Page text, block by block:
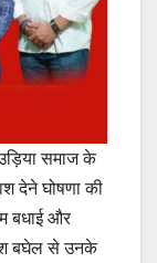
समाज के
देने घोषणा की
बधाई और
बघेल से उनके